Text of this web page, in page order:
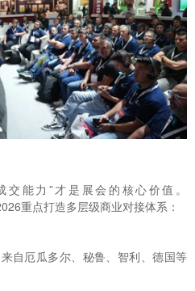
能力”才是展会的核心价值。
重点打造多层级商业对接体系：
自厄瓜多尔、秘鲁、智利、德国等